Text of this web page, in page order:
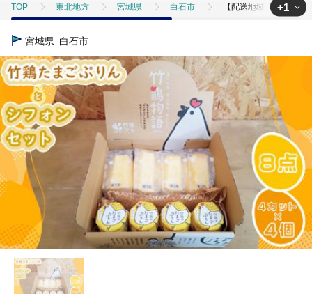
TOP 東北地方 宮城県 白石市 【配送地域限定】＜
TOP
+1
宮城県 白石市